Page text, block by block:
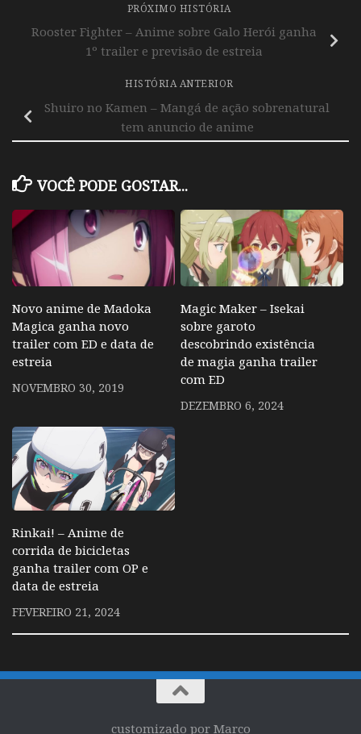
PRÓXIMO HISTÓRIA
Rooster Fighter – Anime sobre Galo Herói ganha
1º trailer e previsão de estreia
HISTÓRIA ANTERIOR
Shuiro no Kamen – Mangá de ação sobrenatural
tem anuncio de anime
VOCÊ PODE GOSTAR...
Novo anime de Madoka
Magica ganha novo
trailer com ED e data de
estreia
NOVEMBRO 30, 2019
Magic Maker – Isekai
sobre garoto
descobrindo existência
de magia ganha trailer
com ED
DEZEMBRO 6, 2024
Rinkai! – Anime de
corrida de bicicletas
ganha trailer com OP e
data de estreia
FEVEREIRO 21, 2024
customizado por Marco